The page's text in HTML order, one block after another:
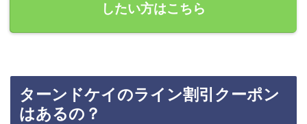
したい方はこちら
ターンドケイのライン割引クーポン
はあるの？